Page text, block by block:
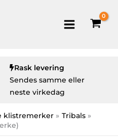
Rask levering
Sendes samme eller
neste virkedag
klistremerker
Tribals